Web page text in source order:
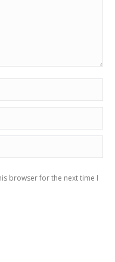
browser for the next time I